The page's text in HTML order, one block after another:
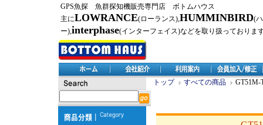
GPS魚探 魚群探知機販売専門店 ボトムハウス
主にLOWRANCE(ローランス),HUMMINBIRD(
ー),interphase(インターフェイス)などを取り扱っておりま
トップ すべての商品 GT51M-